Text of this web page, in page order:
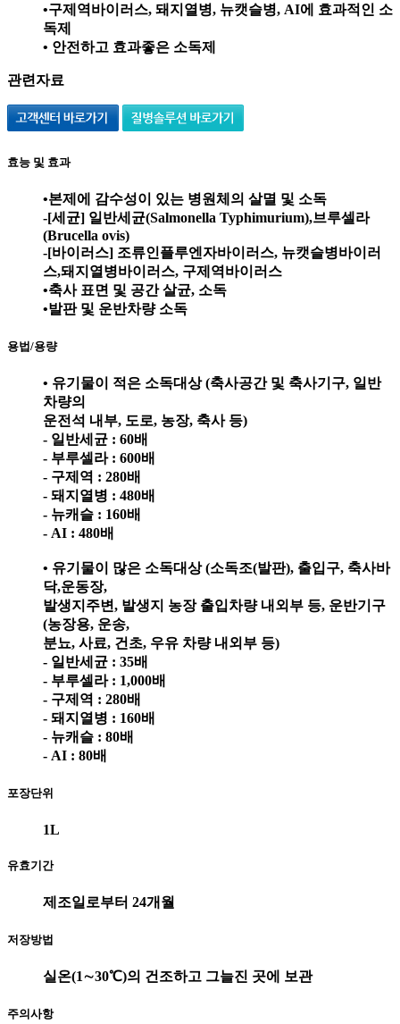
•구제역바이러스, 돼지열병, 뉴캣슬병, AI에 효과적인 소
독제
• 안전하고 효과좋은 소독제
관련자료
효능 및 효과
•본제에 감수성이 있는 병원체의 살멸 및 소독
-[세균] 일반세균(Salmonella Typhimurium),브루셀라
(Brucella ovis)
-[바이러스] 조류인플루엔자바이러스, 뉴캣슬병바이러
스,돼지열병바이러스, 구제역바이러스
•축사 표면 및 공간 살균, 소독
•발판 및 운반차량 소독
용법/용량
• 유기물이 적은 소독대상 (축사공간 및 축사기구, 일반
차량의
운전석 내부, 도로, 농장, 축사 등)
- 일반세균 : 60배
- 부루셀라 : 600배
- 구제역 : 280배
- 돼지열병 : 480배
- 뉴캐슬 : 160배
- AI : 480배
• 유기물이 많은 소독대상 (소독조(발판), 출입구, 축사바
닥,운동장,
발생지주변, 발생지 농장 출입차량 내외부 등, 운반기구
(농장용, 운송,
분뇨, 사료, 건초, 우유 차량 내외부 등)
- 일반세균 : 35배
- 부루셀라 : 1,000배
- 구제역 : 280배
- 돼지열병 : 160배
- 뉴캐슬 : 80배
- AI : 80배
포장단위
1L
유효기간
제조일로부터 24개월
저장방법
실온(1∼30℃)의 건조하고 그늘진 곳에 보관
주의사항